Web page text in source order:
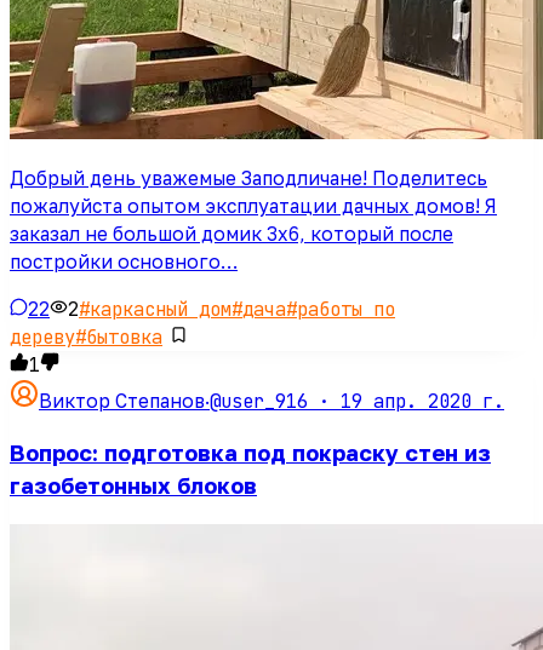
Добрый день уважемые Заподличане! Поделитесь
пожалуйста опытом эксплуатации дачных домов! Я
заказал не большой домик 3х6, который после
постройки основного…
22 2#каркасный дом#дача#работы по
дереву#бытовка
1
Виктор Степанов·@user_916 · 19 апр. 2020 г.
Вопрос: подготовка под покраску стен из
газобетонных блоков